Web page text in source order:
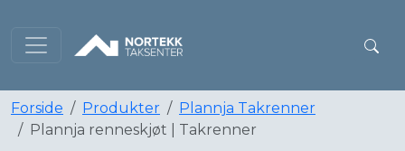
Forside Produkter
Plannja Takrenner
Plannja renneskjøt | Takrenner